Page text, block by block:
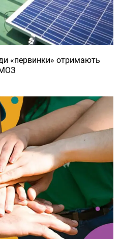
«первинки» отримають
МОЗ